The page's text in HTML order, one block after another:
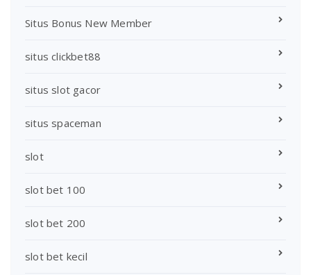
Situs Bonus New Member
situs clickbet88
situs slot gacor
situs spaceman
slot
slot bet 100
slot bet 200
slot bet kecil